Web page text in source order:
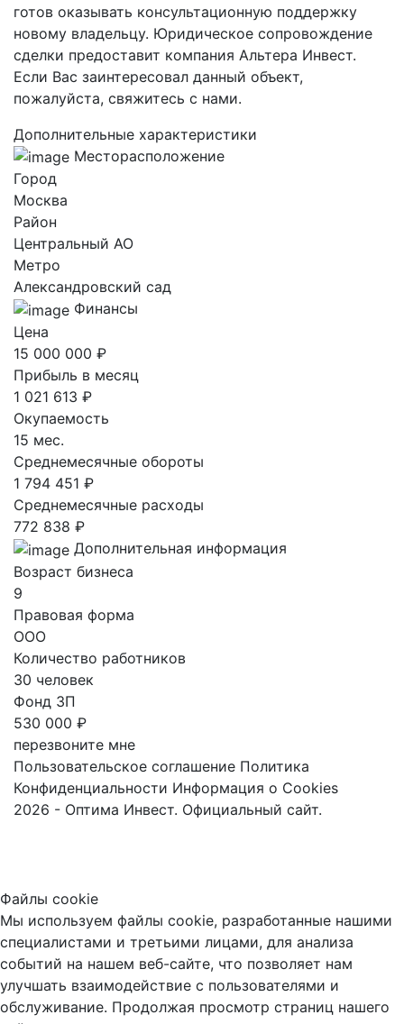
готов оказывать консультационную поддержку
новому владельцу. Юридическое сопровождение
сделки предоставит компания Альтера Инвест.
Если Вас заинтересовал данный объект,
пожалуйста, свяжитесь с нами.
Дополнительные характеристики
Месторасположение
Город
Москва
Район
Центральный AO
Метро
Александровский сад
Финансы
Цена
15 000 000 ₽
Прибыль в месяц
1 021 613 ₽
Окупаемость
15 мес.
Среднемесячные обороты
1 794 451 ₽
Среднемесячные расходы
772 838 ₽
Дополнительная информация
Возраст бизнеса
9
Правовая форма
ООО
Количество работников
30 человек
Фонд ЗП
530 000 ₽
перезвоните мне
Пользовательское соглашение Политика
Конфиденциальности Информация о Cookies
2026 - Оптима Инвест. Официальный сайт.
Файлы cookie
Мы используем файлы cookie, разработанные нашими
специалистами и третьими лицами, для анализа
событий на нашем веб-сайте, что позволяет нам
улучшать взаимодействие с пользователями и
обслуживание. Продолжая просмотр страниц нашего